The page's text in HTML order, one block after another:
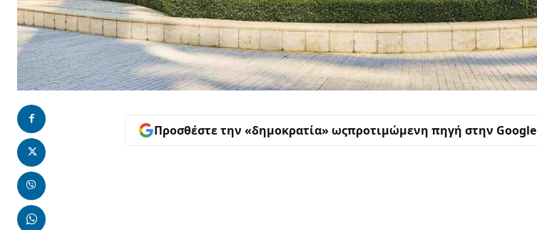
Προσθέστε την «δημοκρατία» ωςπροτιμώμενη πηγή στην Google